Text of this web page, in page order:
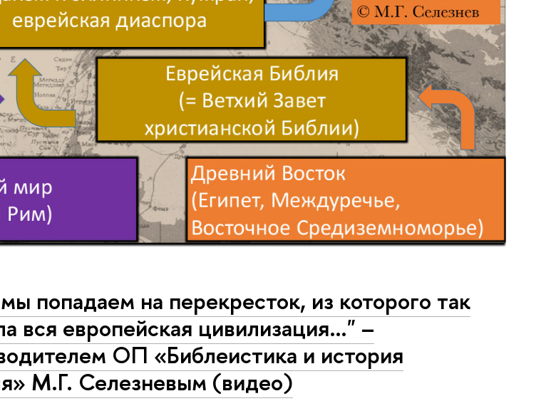
попадаем на перекресток, из которого так
вся европейская цивилизация…" –
ОП «Библеистика и история
М.Г. Селезневым (видео)